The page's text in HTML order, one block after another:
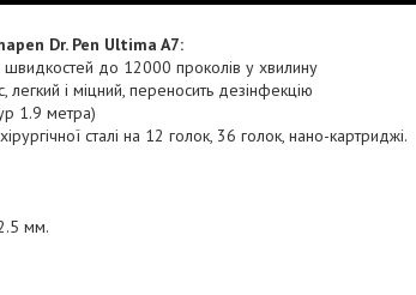
Dr. Pen Ultima A7:
до 12000 проколів у хвилину
і міцний, переносить дезінфекцію
1.9 метра)
сталі на 12 голок, 36 голок, нано-картриджі.
мм.